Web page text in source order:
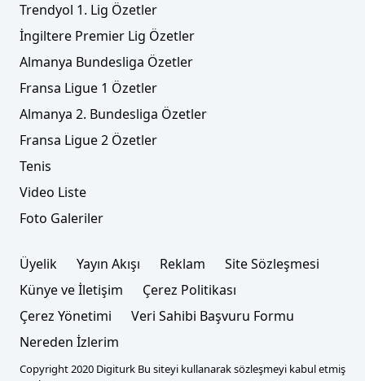
Trendyol 1. Lig Özetler
İngiltere Premier Lig Özetler
Almanya Bundesliga Özetler
Fransa Ligue 1 Özetler
Almanya 2. Bundesliga Özetler
Fransa Ligue 2 Özetler
Tenis
Video Liste
Foto Galeriler
Üyelik Yayın Akışı Reklam
Site Sözleşmesi
Künye ve İletişim
Çerez Politikası
Çerez Yönetimi
Veri Sahibi Başvuru Formu
Nereden İzlerim
Copyright 2020 Digiturk Bu siteyi kullanarak sözleşmeyi kabul etmiş